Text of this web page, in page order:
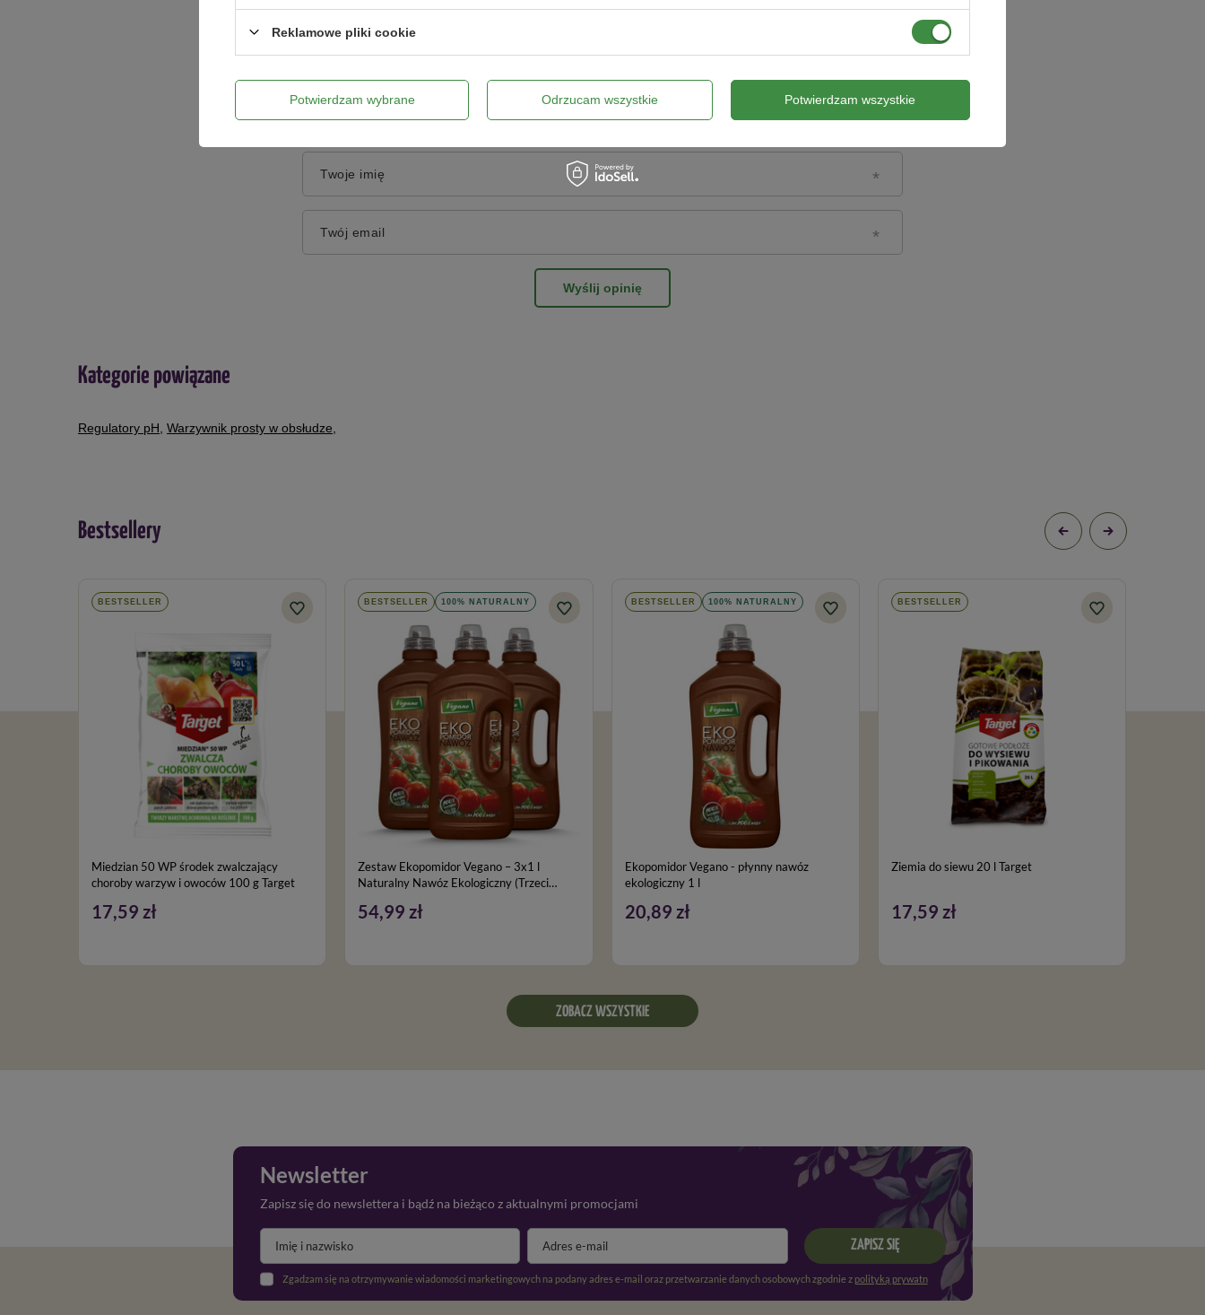
Dodaj własne zdjęcie produktu:
Twoje imię
Twój email
Wyślij opinię
Kategorie powiązane
Regulatory pH Warzywnik prosty w obsłudze
Bestsellery
BESTSELLER
Miedzian 50 WP środek zwalczający
choroby warzyw i owoców 100 g Target
17,59 zł
BESTSELLER 100% NATURALNY
Zestaw Ekopomidor Vegano – 3x1 l
Naturalny Nawóz Ekologiczny (Trzeci
54,99 zł
BESTSELLER 100% NATURALNY
Ekopomidor Vegano - płynny nawóz
ekologiczny 1 l
20,89 zł
BESTSELLER
Ziemia do siewu 20 l Target
17,59 zł
ZOBACZ WSZYSTKIE
Newsletter
Zapisz się do newslettera i bądź na bieżąco z aktualnymi promocjami
Zgadzam się na otrzymywanie wiadomości marketingowych na podany adres e-mail oraz przetwarzanie danych osobowych zgodnie z polityką prywatności . Więcej informacji znajdziesz w
ZAPISZ SIĘ
Reklamowe pliki cookie
Potwierdzam wybrane Odrzucam wszystkie Potwierdzam wszystkie